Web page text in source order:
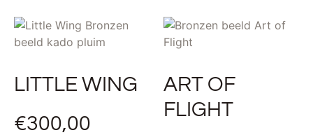
LITTLE WING
€300,00
ART OF
FLIGHT